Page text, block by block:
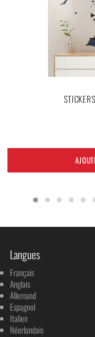
Langues
Français
Anglais
Allemand
Espagnol
Italien
Néerlandais